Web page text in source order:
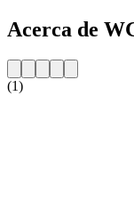
Acerca de
(1)